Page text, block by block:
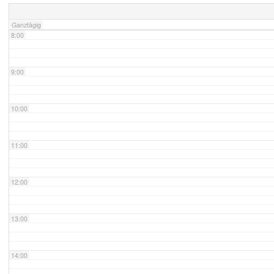
Ganztägig
8:00
9:00
10:00
11:00
12:00
13:00
14:00